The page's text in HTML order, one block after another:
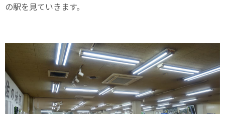
の駅を見ていきます。